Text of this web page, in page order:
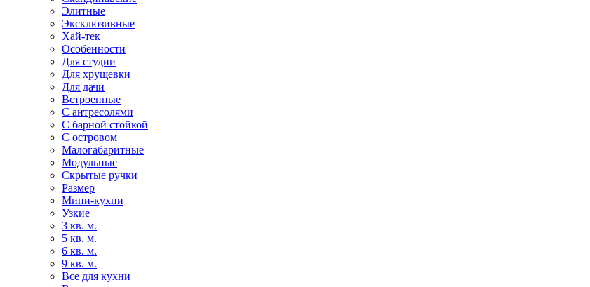
Элитные
Эксклюзивные
Хай-тек
Особенности
Для студии
Для хрущевки
Для дачи
Встроенные
С антресолями
С барной стойкой
С островом
Малогабаритные
Модульные
Скрытые ручки
Размер
Мини-кухни
Узкие
3 кв. м.
5 кв. м.
6 кв. м.
9 кв. м.
Все для кухни